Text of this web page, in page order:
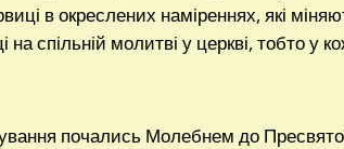
в окреслених наміреннях, які
на спільній молитві у церкві, тобто у
почались Молебнем до